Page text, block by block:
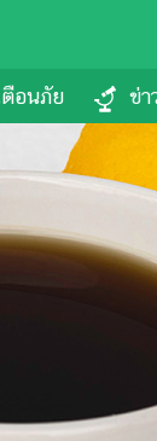
ตือนภัย ข่า